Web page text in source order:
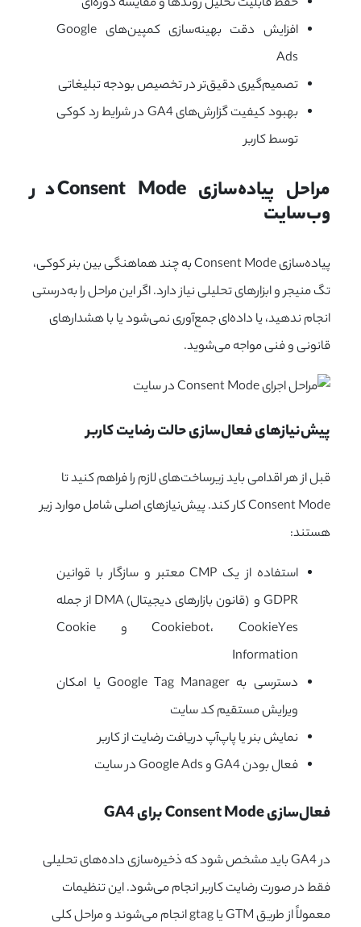
افزایش دقت بهینه‌سازی کمپین‌های Google
Ads
تصمیم‌گیری دقیق‌تر در تخصیص بودجه تبلیغاتی
بهبود کیفیت گزارش‌های GA4 در شرایط رد کوکی
توسط کاربر
مراحل پیاده‌سازی Consent Mode در
وب‌سایت
پیاده‌سازی Consent Mode به چند هماهنگی بین بنر کوکی،
تگ منیجر و ابزارهای تحلیلی نیاز دارد. اگر این مراحل را به‌درستی
انجام ندهید، یا داده‌ای جمع‌آوری نمی‌شود یا با هشدارهای
قانونی و فنی مواجه می‌شوید.
پیش‌نیازهای فعال‌سازی حالت رضایت کاربر
قبل از هر اقدامی باید زیرساخت‌های لازم را فراهم کنید تا
Consent Mode کار کند. پیش‌نیازهای اصلی شامل موارد زیر
هستند:
استفاده از یک CMP معتبر و سازگار با قوانین
GDPR و (قانون بازارهای دیجیتال) DMA از جمله
Cookiebot، CookieYes و Cookie
Information
دسترسی به Google Tag Manager یا امکان
ویرایش مستقیم کد سایت
نمایش بنر یا پاپ‌آپ دریافت رضایت از کاربر
فعال بودن GA4 و Google Ads در سایت
فعال‌سازی Consent Mode برای GA4
در GA4 باید مشخص شود که ذخیره‌سازی داده‌های تحلیلی
فقط در صورت رضایت کاربر انجام می‌شود. این تنظیمات
معمولاً از طریق GTM یا gtag انجام می‌شوند و مراحل کلی